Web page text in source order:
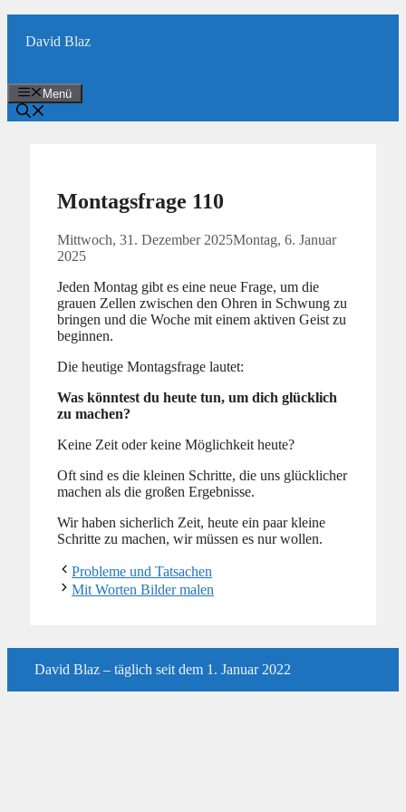
InhaltDavid Blaz
Menü
Montagsfrage 110
Mittwoch, 31. Dezember 2025Montag, 6. Januar
2025
Jeden Montag gibt es eine neue Frage, um die
grauen Zellen zwischen den Ohren in Schwung zu
bringen und die Woche mit einem aktiven Geist zu
beginnen.
Die heutige Montagsfrage lautet:
Was könntest du heute tun, um dich glücklich
zu machen?
Keine Zeit oder keine Möglichkeit heute?
Oft sind es die kleinen Schritte, die uns glücklicher
machen als die großen Ergebnisse.
Wir haben sicherlich Zeit, heute ein paar kleine
Schritte zu machen, wir müssen es nur wollen.
Probleme und Tatsachen
Mit Worten Bilder malen
David Blaz – täglich seit dem 1. Januar 2022